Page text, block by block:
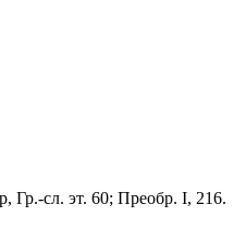
Гр.-сл. эт. 60; Преобр. I, 216.